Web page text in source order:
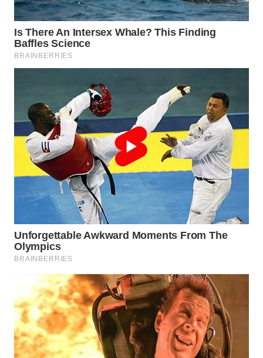
WN
BEKASI
WN
BOGOR
DEPOK
WN
TAPANULI
UTARA
WN
SAMOSIR
WN
PADANG
LAWAS
WN
SUMEDANG
WN
CIANJUR